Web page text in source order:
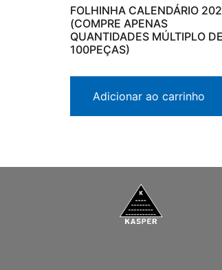
FOLHINHA CALENDÁRIO
(COMPRE APENAS
QUANTIDADES MÚLTIPLO DE
100PEÇAS)
Adicionar ao carrinho